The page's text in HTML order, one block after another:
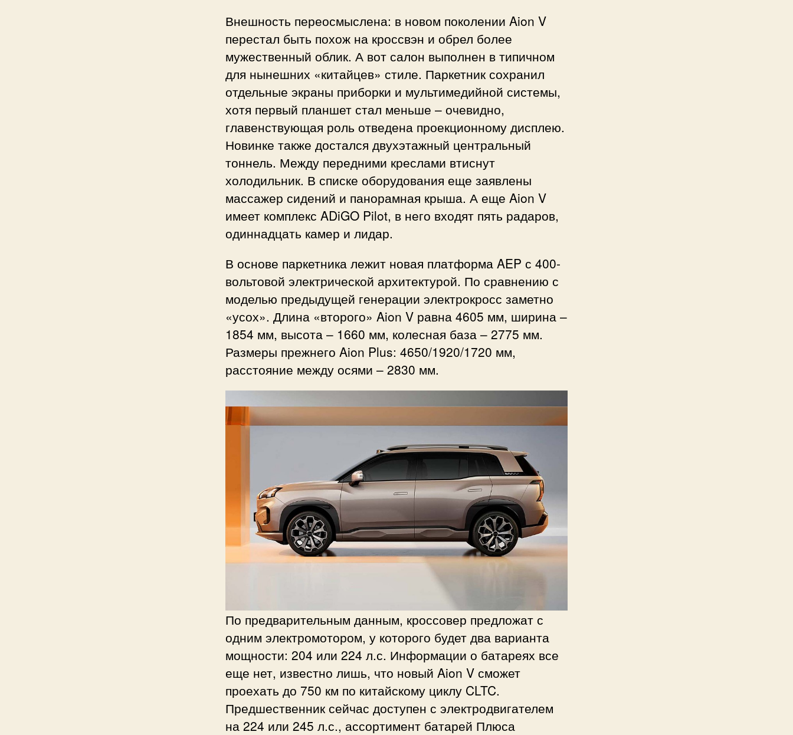
Внешность переосмыслена: в новом поколении Aion V
перестал быть похож на кроссвэн и обрел более
мужественный облик. А вот салон выполнен в типичном
для нынешних «китайцев» стиле. Паркетник сохранил
отдельные экраны приборки и мультимедийной системы,
хотя первый планшет стал меньше – очевидно,
главенствующая роль отведена проекционному дисплею.
Новинке также достался двухэтажный центральный
тоннель. Между передними креслами втиснут
холодильник. В списке оборудования еще заявлены
массажер сидений и панорамная крыша. А еще Aion V
имеет комплекс ADiGO Pilot, в него входят пять радаров,
одиннадцать камер и лидар.
В основе паркетника лежит новая платформа AEP с 400-
вольтовой электрической архитектурой. По сравнению с
моделью предыдущей генерации электрокросс заметно
«усох». Длина «второго» Aion V равна 4605 мм, ширина –
1854 мм, высота – 1660 мм, колесная база – 2775 мм.
Размеры прежнего Aion Plus: 4650/1920/1720 мм,
расстояние между осями – 2830 мм.
По предварительным данным, кроссовер предложат с
одним электромотором, у которого будет два варианта
мощности: 204 или 224 л.с. Информации о батареях все
еще нет, известно лишь, что новый Aion V сможет
проехать до 750 км по китайскому циклу CLTC.
Предшественник сейчас доступен с электродвигателем
на 224 или 245 л.с., ассортимент батарей Плюса